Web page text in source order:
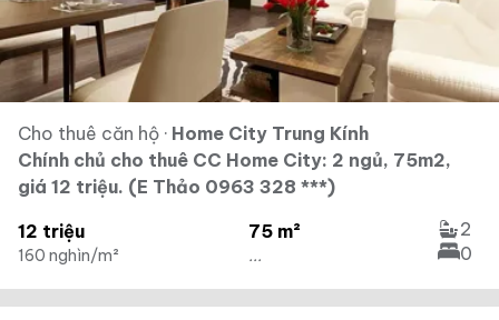
Cho thuê căn hộ · Home City Trung Kính
Chính chủ cho thuê CC Home City: 2 ngủ, 75m2,
giá 12 triệu. (E Thảo 0963 328 ***)
12 triệu
160 nghìn/m²
75 m²
...
2
0